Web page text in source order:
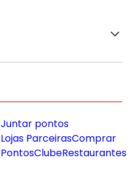
Juntar pontos
Lojas ParceirasComprar
PontosClubeRestaurantes